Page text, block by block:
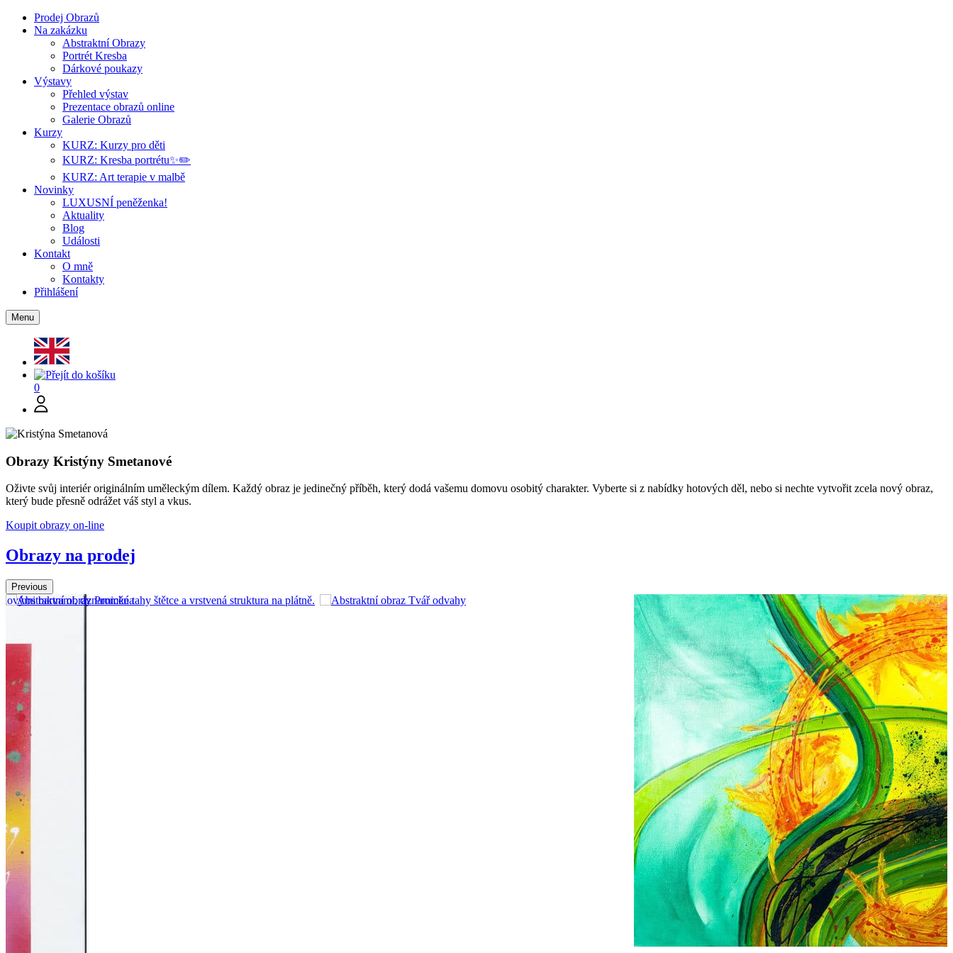
Prodej Obrazů
Na zakázku
Abstraktní Obrazy
Portrét Kresba
Dárkové poukazy
Výstavy
Přehled výstav
Prezentace obrazů online
Galerie Obrazů
Kurzy
KURZ: Kurzy pro děti
KURZ: Kresba portrétu✨✏️
KURZ: Art terapie v malbě
Novinky
LUXUSNÍ peněženka!
Aktuality
Blog
Události
Kontakt
O mně
Kontakty
Přihlášení
Menu
0
Obrazy Kristýny Smetanové
Oživte svůj interiér originálním uměleckým dílem. Každý obraz je jedinečný příběh, který dodá vašemu domovu osobitý charakter. Vyberte si z nabídky hotových děl, nebo si nechte vytvořit zcela nový obraz,
který bude přesně odrážet váš styl a vkus.
Koupit obrazy on-line
Obrazy na prodej
Previous